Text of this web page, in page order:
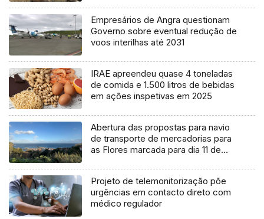
Empresários de Angra questionam
Governo sobre eventual redução de
voos interilhas até 2031
IRAE apreendeu quase 4 toneladas
de comida e 1.500 litros de bebidas
em ações inspetivas em 2025
Abertura das propostas para navio
de transporte de mercadorias para
as Flores marcada para dia 11 de
Projeto de telemonitorização põe
urgências em contacto direto com
médico regulador